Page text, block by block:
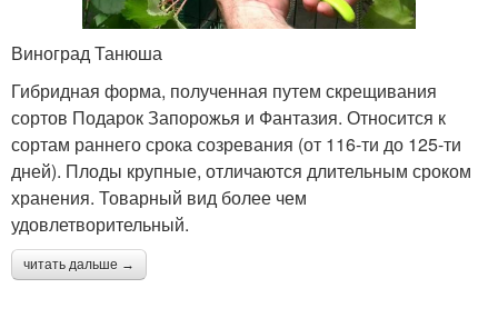
Виноград Танюша
Гибридная форма, полученная путем скрещивания
сортов Подарок Запорожья и Фантазия. Относится к
сортам раннего срока созревания (от 116-ти до 125-ти
дней). Плоды крупные, отличаются длительным сроком
хранения. Товарный вид более чем
удовлетворительный.
читать дальше →